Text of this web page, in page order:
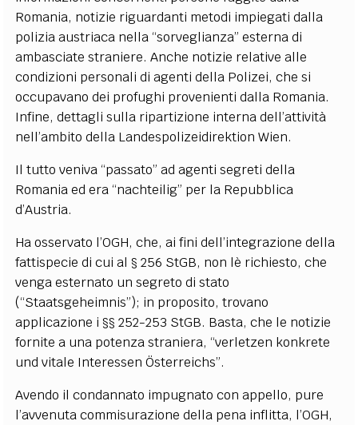
Romania, notizie riguardanti metodi impiegati dalla
polizia austriaca nella “sorveglianza” esterna di
ambasciate straniere. Anche notizie relative alle
condizioni personali di agenti della Polizei, che si
occupavano dei profughi provenienti dalla Romania.
Infine, dettagli sulla ripartizione interna dell’attività
nell’ambito della Landespolizeidirektion Wien.
Il tutto veniva “passato” ad agenti segreti della
Romania ed era “nachteilig” per la Repubblica
d’Austria.
Ha osservato l’OGH, che, ai fini dell’integrazione della
fattispecie di cui al § 256 StGB, non lè richiesto, che
venga esternato un segreto di stato
(“Staatsgeheimnis”); in proposito, trovano
applicazione i §§ 252-253 StGB. Basta, che le notizie
fornite a una potenza straniera, “verletzen konkrete
und vitale Interessen Österreichs”.
Avendo il condannato impugnato con appello, pure
l’avvenuta commisurazione della pena inflitta, l’OGH,